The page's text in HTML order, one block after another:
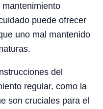
puede ofrecer
uno mal mantenido
del
regular, como la
son cruciales para el